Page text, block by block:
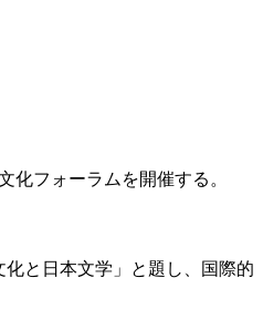
化フォーラムを開催する。
と日本文学」と題し、国際的